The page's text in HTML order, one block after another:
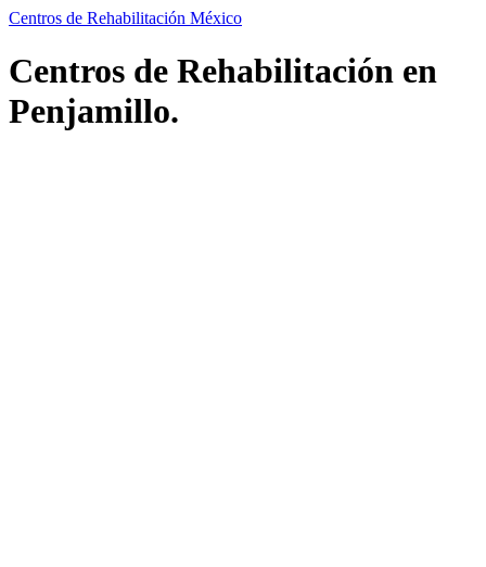
Centros de Rehabilitación México
Centros de Rehabilitación en
Penjamillo.